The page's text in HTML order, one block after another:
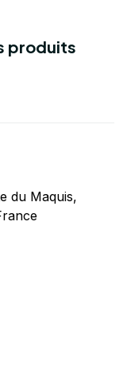
produits
du Maquis,